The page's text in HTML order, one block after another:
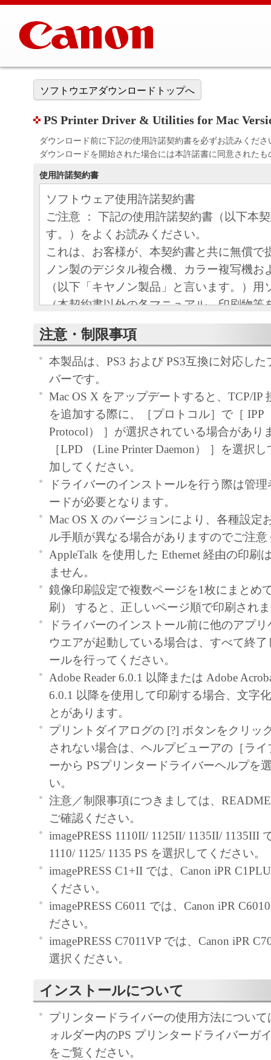
ソフトウエアダウンロードトップへ
PS Printer Driver & Utilities for Mac
ダウンロード前に下記の使用許諾契約書を必ずお読みくださ
ダウンロードを開始された場合には本許諾書に同意された
使用許諾契約書
ソフトウェア使用許諾契約書
ご注意 ： 下記の使用許諾契約書（以下本
す。）をよくお読みください。
これは、お客様が、本契約書と共に無償で
ノン製のデジタル複合機、カラー複写機お
（以下「キヤノン製品」と言います。）用
（本契約書以外の各マニュアル、印刷物等
以下「本ソフトウェア」と言います。）を
めの、お客様とキヤノン株式会社（以下キ
す。）との間の契約書です。
お客様は、『同意』を示す下記のボタンを
点、または「本ソフトウェア」のインスト
をもって、本契約書に同意したことになり
お客様が本契約書に同意できない場合、「
ア」を使用することはできません。
１．許諾
(1) キヤノンは、お客様が「キヤノン製品
のために、「キヤノン製品」に直接または
通じ接続される複数のコンピューター（以
と言います。）において、「本ソフトウェ
契約書においては、「本ソフトウェア」を
の記憶媒体上にインストールすること、ま
ターにおいて表示すること、アクセスする
実行することのいずれも含むものとします
非独占的権利をお客様に対して許諾します
た「指定機器」にネットワークを通じて接
ューター上で、かかるコンピューターの使
「本ソフトウェア」を使用させることがで
るコンピューターの使用者に本契約書上の
を遵守させるとともに、その履行に関し全
を条件とします。
(2) お客様は、上記(1)に基づいて「本ソフ
するためのバックアップとして、「本ソフ
部、複製することができます。
(3) 上記(1)および(2)に定める場合を除き、
ヤノンのライセンサーのいかなる知的財産
と黙示たるとを問わず、本契約書によって
るいは許諾されるものではありません。
２．制限
(1) お客様は、再使用許諾、譲渡、販売、
くは貸与その他の方法により、第三者に「
ア」を使用させることはできません。
(2) お客様は、「本ソフトウェア」の全部
正、改変、逆コンパイル、逆アセンブル、
エンジニアリング等することはできません
このような行為をさせてはなりません。
３．著作権表示
お客様は、「本ソフトウェア」に含まれる
注意・制限事項
本製品は、PS3 および PS3互換に対応し
バーです。
Mac OS X をアップデートすると、TCP/IP
を追加する際に、［プロトコル］で［ IPP
Protocol） ］が選択されている場合があり
［LPD （Line Printer Daemon） ］を選択
加してください。
ドライバーのインストールを行う際は管
ードが必要となります。
Mac OS X のバージョンにより、各種設定
ル手順が異なる場合がありますのでご注意
AppleTalk を使用した Ethernet 経由の印刷
ません。
鏡像印刷設定で複数ページを1枚にまとめ
刷） すると、正しいページ順で印刷され
ドライバーのインストール前に他のアプ
ウエアが起動している場合は、すべて終
ールを行ってください。
Adobe Reader 6.0.1 以降または Adobe
6.0.1 以降を使用して印刷する場合、文字
とがあります。
プリントダイアログの [?] ボタンをクリッ
されない場合は、ヘルプビューアの［ラ
ーから PSプリンタードライバーヘルプを
い。
注意／制限事項につきましては、
ご確認ください。
imagePRESS 1110II/ 1125II/ 1135II/ 1135III
1110/ 1125/ 1135 PS を選択してください。
imagePRESS C1+II では、Canon iPR
ください。
imagePRESS C6011 では、Canon iPR
ださい。
imagePRESS C7011VP では、Canon iPR
選択ください。
インストールについて
プリンタードライバーの使用方法について
ォルダー内のPS プリンタードライバーガ
をご覧ください。